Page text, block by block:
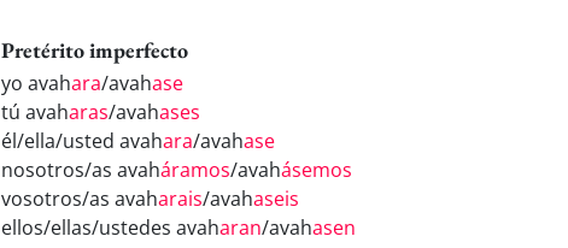
Pretérito imperfecto
yo avahara/avahase
tú avaharas/avahases
él/ella/usted avahara/avahase
nosotros/as avaháramos/avahásemos
vosotros/as avaharais/avahaseis
ellos/ellas/ustedes avaharan/avahasen